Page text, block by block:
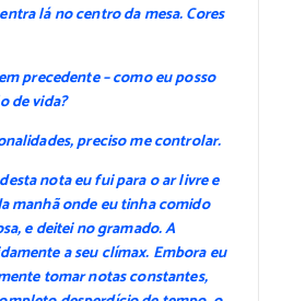
lá no centro da mesa. Cores
precedente – como eu posso
de vida?
preciso me controlar.
nota eu fui para o ar livre e
manhã onde eu tinha comido
e deitei no gramado. A
a seu clímax. Embora eu
tomar notas constantes,